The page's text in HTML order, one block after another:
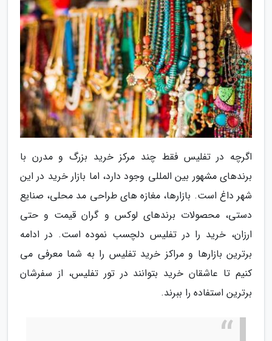
اگرچه در تفلیس فقط چند مرکز خرید بزرگ و مدرن با
برندهای مشهور بین المللی وجود دارد، اما بازار خرید در این
شهر داغ است. بازارها، مغازه های طراحی مد محلی، صنایع
دستی، محصولات برندهای لوکس و گران قیمت و حتی
ارزان، خرید را در تفلیس دلچسب نموده است. در ادامه
برترین بازارها و مراکز خرید تفلیس را به شما معرفی می
کنیم تا عاشقان خرید بتوانند در تور تفلیس، از سفرشان
برترین استفاده را ببرند.